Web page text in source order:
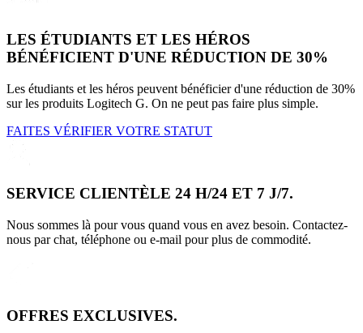
LES ÉTUDIANTS ET LES HÉROS
BÉNÉFICIENT D'UNE RÉDUCTION DE 30%
Les étudiants et les héros peuvent bénéficier d'une réduction de 30%
sur les produits Logitech G. On ne peut pas faire plus simple.
FAITES VÉRIFIER VOTRE STATUT
SERVICE CLIENTÈLE 24 H/24 ET 7 J/7.
Nous sommes là pour vous quand vous en avez besoin. Contactez-
nous par chat, téléphone ou e-mail pour plus de commodité.
OFFRES EXCLUSIVES.